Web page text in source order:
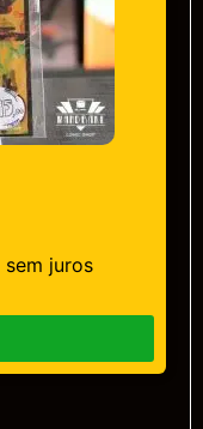
sem juros